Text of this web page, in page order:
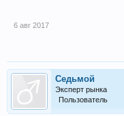
6 авг 2017
Седьмой
Эксперт рынка
Пользователь